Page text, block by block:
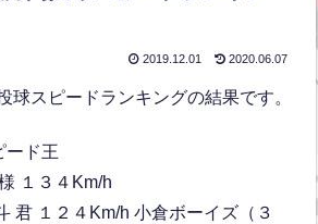
2019.12.01 2020.06.07
球スピードランキングの結果です。
ード王
１３４Km/h
君 １２４Km/h 小倉ボーイズ（３